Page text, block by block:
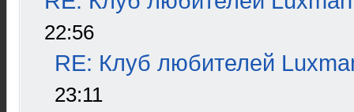
22:56
RE: Клуб любителей
23:11